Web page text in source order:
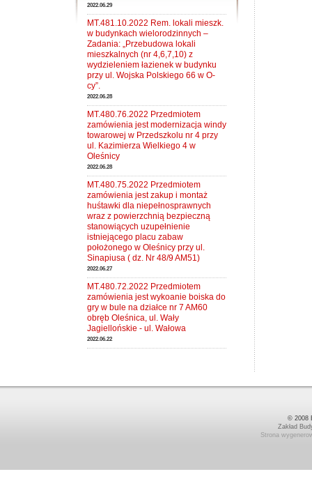
2022.06.29
MT.481.10.2022 Rem. lokali mieszk.
w budynkach wielorodzinnych –
Zadania: „Przebudowa lokali
mieszkalnych (nr 4,6,7,10) z
wydzieleniem łazienek w budynku
przy ul. Wojska Polskiego 66 w O-
cy”.
2022.06.28
MT.480.76.2022 Przedmiotem
zamówienia jest modernizacja windy
towarowej w Przedszkolu nr 4 przy
ul. Kazimierza Wielkiego 4 w
Oleśnicy
2022.06.28
MT.480.75.2022 Przedmiotem
zamówienia jest zakup i montaż
huśtawki dla niepełnosprawnych
wraz z powierzchnią bezpieczną
stanowiących uzupełnienie
istniejącego placu zabaw
położonego w Oleśnicy przy ul.
Sinapiusa ( dz. Nr 48/9 AM51)
2022.06.27
MT.480.72.2022 Przedmiotem
zamówienia jest wykoanie boiska do
gry w bule na działce nr 7 AM60
obręb Oleśnica, ul. Wały
Jagiellońskie - ul. Wałowa
2022.06.22
© 2008
Zakład
Strona